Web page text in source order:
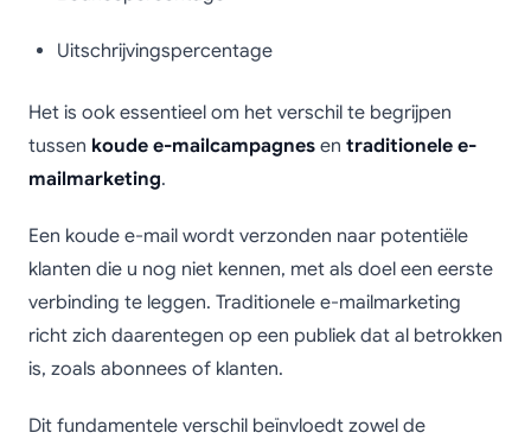
Uitschrijvingspercentage
Het is ook essentieel om het verschil te begrijpen
tussen koude e-mailcampagnes en traditionele e-
mailmarketing.
Een koude e-mail wordt verzonden naar potentiële
klanten die u nog niet kennen, met als doel een eerste
verbinding te leggen. Traditionele e-mailmarketing
richt zich daarentegen op een publiek dat al betrokken
is, zoals abonnees of klanten.
Dit fundamentele verschil beïnvloedt zowel de